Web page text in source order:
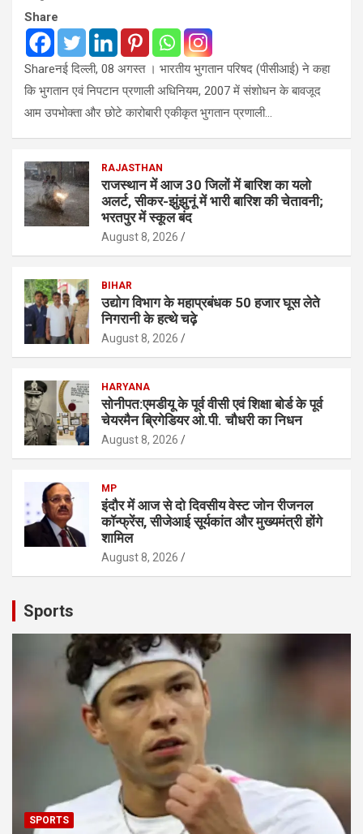
Share
Shareनई दिल्ली, 08 अगस्त । भारतीय भुगतान परिषद (पीसीआई) ने कहा
कि भुगतान एवं निपटान प्रणाली अधिनियम, 2007 में संशोधन के बावजूद
आम उपभोक्ता और छोटे कारोबारी एकीकृत भुगतान प्रणाली…
RAJASTHAN
राजस्थान में आज 30 जिलों में बारिश का यलो
अलर्ट, सीकर-झुंझुनूं में भारी बारिश की चेतावनी;
भरतपुर में स्कूल बंद
August 8, 2026
BIHAR
उद्योग विभाग के महाप्रबंधक 50 हजार घूस लेते
निगरानी के हत्थे चढ़े
August 8, 2026
HARYANA
सोनीपत:एमडीयू के पूर्व वीसी एवं शिक्षा बाेर्ड के पूर्व
चेयरमैन ब्रिगेडियर ओ.पी. चौधरी का निधन
August 8, 2026
MP
इंदौर में आज से दो दिवसीय वेस्ट जोन रीजनल
कॉन्फ्रेंस, सीजेआई सूर्यकांत और मुख्यमंत्री होंगे
शामिल
August 8, 2026
Sports
SPORTS